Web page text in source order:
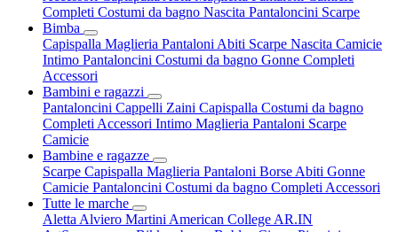
Completi Costumi da bagno Nascita Pantaloncini Scarpe
Bimba
Capispalla Maglieria Pantaloni Abiti Scarpe Nascita Camicie
Intimo Pantaloncini Costumi da bagno Gonne Completi
Accessori
Bambini e ragazzi
Pantaloncini Cappelli Zaini Capispalla Costumi da bagno
Completi Accessori Intimo Maglieria Pantaloni Scarpe
Camicie
Bambine e ragazze
Scarpe Capispalla Maglieria Pantaloni Borse Abiti Gonne
Camicie Pantaloncini Costumi da bagno Completi Accessori
Tutte le marche
Aletta Alviero Martini American College AR.IN